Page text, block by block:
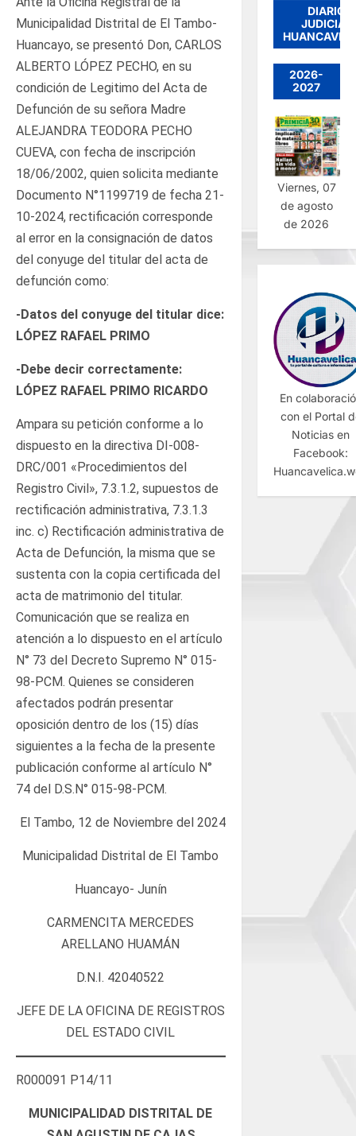
Municipalidad Distrital de El Tambo-
Huancayo, se presentó Don, CARLOS
ALBERTO LÓPEZ PECHO, en su
condición de Legitimo del Acta de
Defunción de su señora Madre
ALEJANDRA TEODORA PECHO
CUEVA, con fecha de inscripción
18/06/2002, quien solicita mediante
Documento N°1199719 de fecha 21-
10-2024, rectificación corresponde
al error en la consignación de datos
del conyuge del titular del acta de
defunción como:
-Datos del conyuge del titular dice:
LÓPEZ RAFAEL PRIMO
-Debe decir correctamente:
LÓPEZ RAFAEL PRIMO RICARDO
Ampara su petición conforme a lo
dispuesto en la directiva DI-008-
DRC/001 «Procedimientos del
Registro Civil», 7.3.1.2, supuestos de
rectificación administrativa, 7.3.1.3
inc. c) Rectificación administrativa de
Acta de Defunción, la misma que se
sustenta con la copia certificada del
acta de matrimonio del titular.
Comunicación que se realiza en
atención a lo dispuesto en el artículo
N° 73 del Decreto Supremo N° 015-
98-PCM. Quienes se consideren
afectados podrán presentar
oposición dentro de los (15) días
siguientes a la fecha de la presente
publicación conforme al artículo N°
74 del D.S.N° 015-98-PCM.
El Tambo, 12 de Noviembre del 2024
Municipalidad Distrital de El Tambo
Huancayo- Junín
CARMENCITA MERCEDES
ARELLANO HUAMÁN
D.N.I. 42040522
JEFE DE LA OFICINA DE REGISTROS
DEL ESTADO CIVIL
R000091 P14/11
MUNICIPALIDAD DISTRITAL DE
DIARIO
JUDICIAL
2026-
2027
Viernes, 07
de agosto
de 2026
En
con el Portal
Noticias en
Facebook: